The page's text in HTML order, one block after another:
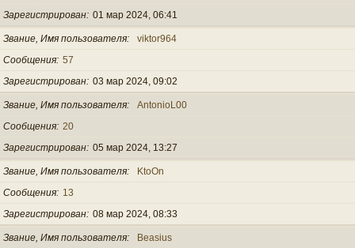
Зарегистрирован 01 мар 2024, 06:41
Звание, Имя пользователя
viktor964
Сообщения 57
Зарегистрирован 03 мар 2024, 09:02
Звание, Имя пользователя
AntonioL00
Сообщения 20
Зарегистрирован 05 мар 2024, 13:27
Звание, Имя пользователя
KtoOn
Сообщения
13
Зарегистрирован 08 мар 2024, 08:33
Звание, Имя пользователя
Beasius